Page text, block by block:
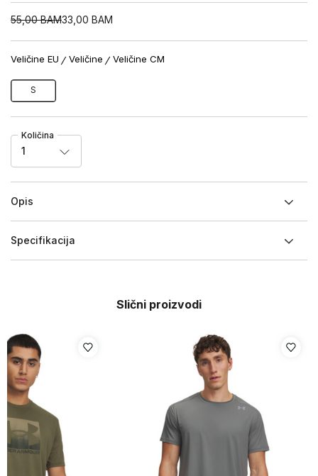
55,00 BAM33,00 BAM
Veličine EU Veličine Veličine CM
S
Količina
1
Opis
Specifikacija
Slični proizvodi